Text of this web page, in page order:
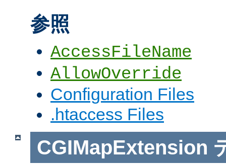
参照
AccessFileName
AllowOverride
Configuration Files
.htaccess Files
CGIMapExtension